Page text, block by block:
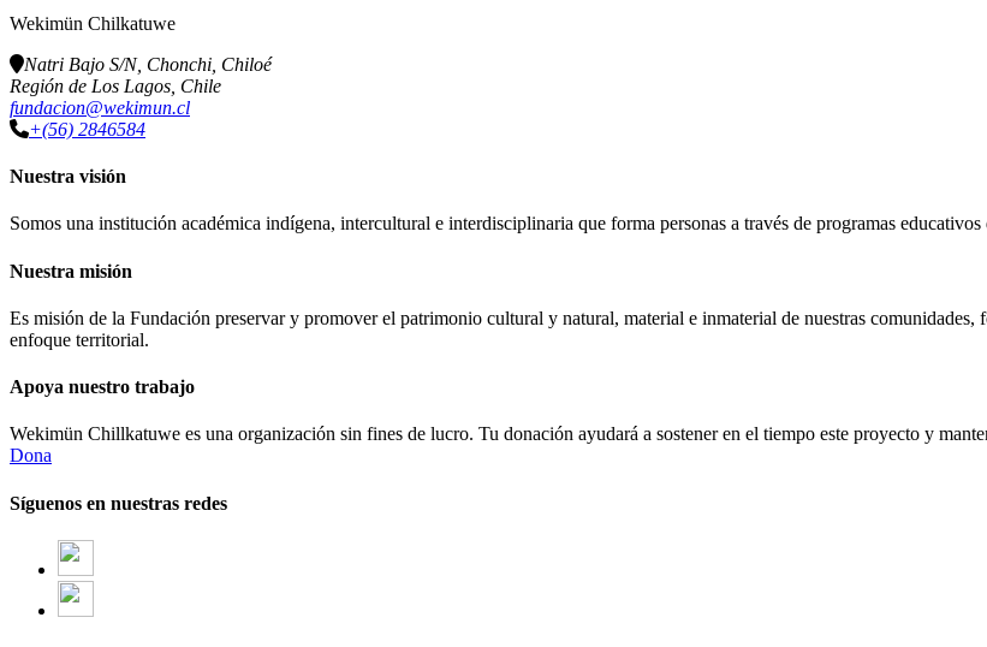
Wekimün Chilkatuwe
Natri Bajo S/N, Chonchi, Chiloé
Región de Los Lagos, Chile
fundacion@wekimun.cl
+(56) 2846584
Nuestra visión
Somos una institución académica indígena, intercultural e interdisciplinaria que forma personas a través de programas
Nuestra misión
Es misión de la Fundación preservar y promover el patrimonio cultural y natural, material e inmaterial de nuestras comunidades,
enfoque territorial.
Apoya nuestro trabajo
Wekimün Chillkatuwe es una organización sin fines de lucro. Tu donación ayudará a sostener en el tiempo este proyecto y
Dona
Síguenos en nuestras redes